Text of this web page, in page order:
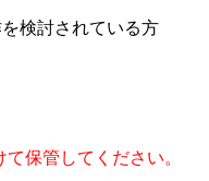
検討されている方
保管してください。